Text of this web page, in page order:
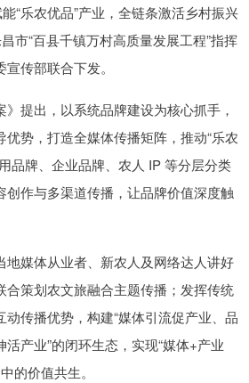
“乐农优品”产业，全链条激活乡村振兴
市“百县千镇万村高质量发展工程”指挥
传部联合下发。
提出，以系统品牌建设为核心抓手，
势，打造全媒体传播矩阵，推动“乐农
品牌、企业品牌、农人 IP 等分层分类
创作与多渠道传播，让品牌价值深度触
媒体从业者、新农人及网络达人讲好
合策划农文旅融合主题传播；发挥传统
传播优势，构建“媒体引流促产业、品
产业”的闭环生态，实现“媒体+产业
的价值共生。